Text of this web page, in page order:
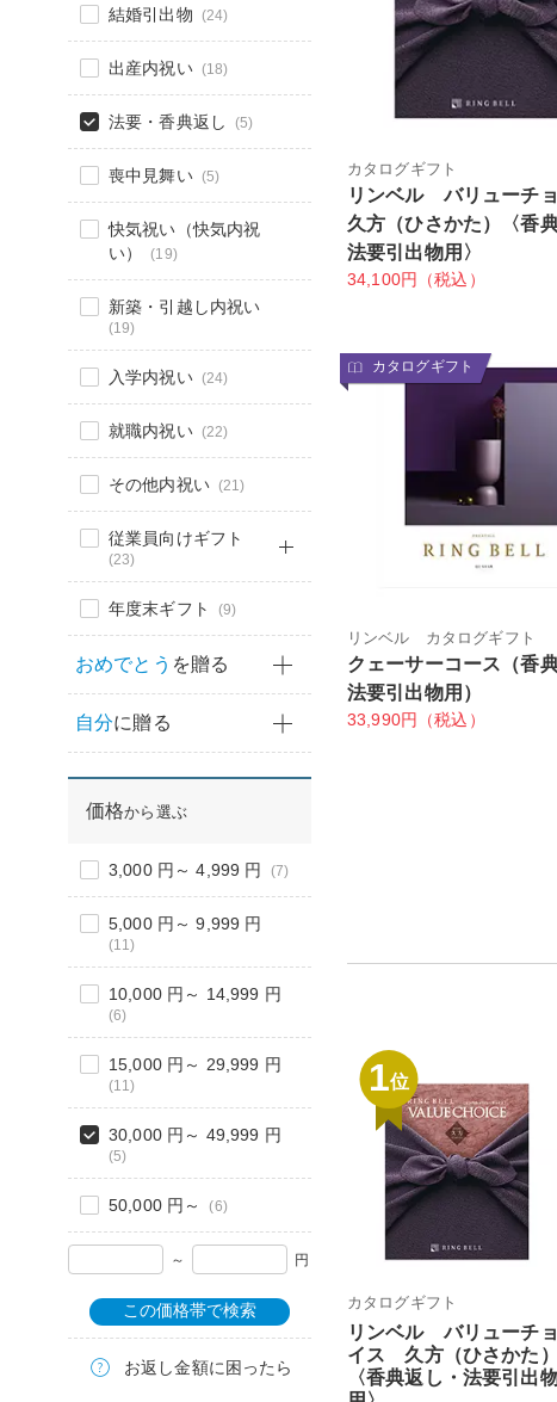
結婚引出物 (24)
出産内祝い (18)
法要・香典返し (5)
喪中見舞い (5)
快気祝い（快気内祝
い）
(19)
新築・引越し内祝い
(19)
入学内祝い (24)
就職内祝い (22)
その他内祝い (21)
従業員向けギフト
(23)
年度末ギフト (9)
おめでとう を贈る
自分に贈る
価格から選ぶ
3,000 円～ 4,999 円 (7)
5,000 円～ 9,999 円
(11)
10,000 円～ 14,999 円
(6)
15,000 円～ 29,999 円
(11)
30,000 円～ 49,999 円
(5)
50,000 円～ (6)
～ 円
この価格帯で検索
お返し金額に困ったら
カタログギフト
リンベル バリューチ
久方（ひさかた）〈香
法要引出物用〉
34,100円（税込）
カタログギフト
リンベル カタログギフト
クェーサーコース（香
法要引出物用）
33,990円（税込）
1位
カタログギフト
リンベル バリューチョ
イス 久方（ひさかた）
〈香典返し・法要引出